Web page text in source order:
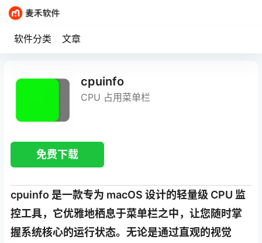
软件分类 文章
cpuinfo
CPU 占用菜单栏
免费下载
cpuinfo 是一款专为 macOS 设计的轻量级 CPU 监
控工具，它优雅地栖息于菜单栏之中，让您随时掌
握系统核心的运行状态。无论是通过直观的视觉